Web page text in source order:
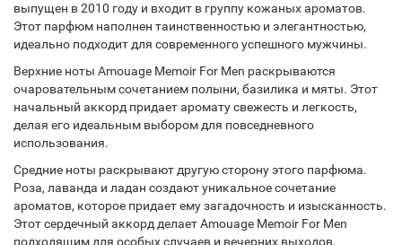
выпущен в 2010 году и входит в группу кожаных ароматов.
Этот парфюм наполнен таинственностью и элегантностью,
идеально подходит для современного успешного мужчины.
Верхние ноты Amouage Memoir For Men раскрываются
очаровательным сочетанием полыни, базилика и мяты. Этот
начальный аккорд придает аромату свежесть и легкость,
делая его идеальным выбором для повседневного
использования.
Средние ноты раскрывают другую сторону этого парфюма.
Роза, лаванда и ладан создают уникальное сочетание
ароматов, которое придает ему загадочность и изысканность.
Этот сердечный аккорд делает Amouage Memoir For Men
подходящим для особых случаев и вечерних выходов.